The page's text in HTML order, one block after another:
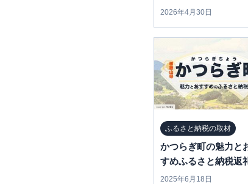
2026年4月30日
ふるさと納税の取材
かつらぎ町の魅力と
すめふるさと納税返
2025年6月18日